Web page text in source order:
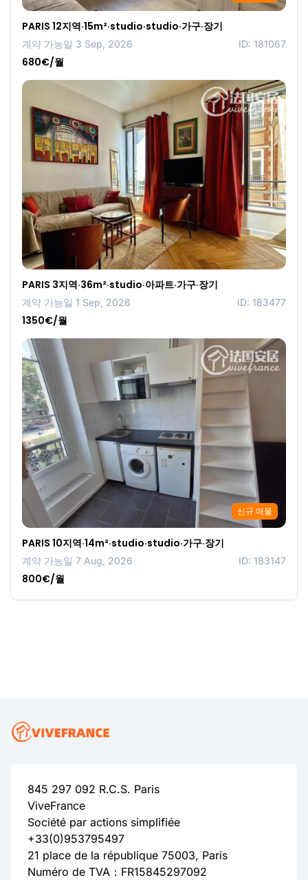
PARIS 12지역·15m²·studio·studio·가구·장기
계약 가능일 3 Sep, 2026 ID: 181067
680€/월
PARIS 3지역·36m²·studio·아파트·가구·장기
계약 가능일 1 Sep, 2026 ID: 183477
1350€/월
신규 매물
PARIS 10지역·14m²·studio·studio·가구·장기
계약 가능일 7 Aug, 2026 ID: 183147
800€/월
845 297 092 R.C.S. Paris
ViveFrance
Société par actions simplifiée
+33(0)953795497
21 place de la république 75003, Paris
Numéro de TVA：FR15845297092